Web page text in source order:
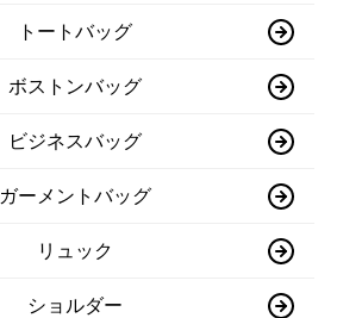
トートバッグ
ボストンバッグ
ビジネスバッグ
ガーメントバッグ
リュック
ショルダー